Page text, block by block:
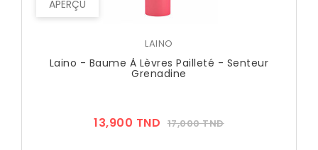
APERÇU
LAINO
Laino - Baume À Lèvres Pailleté - Senteur
Grenadine
13,900 TND Prix
17,000 TNDPrix